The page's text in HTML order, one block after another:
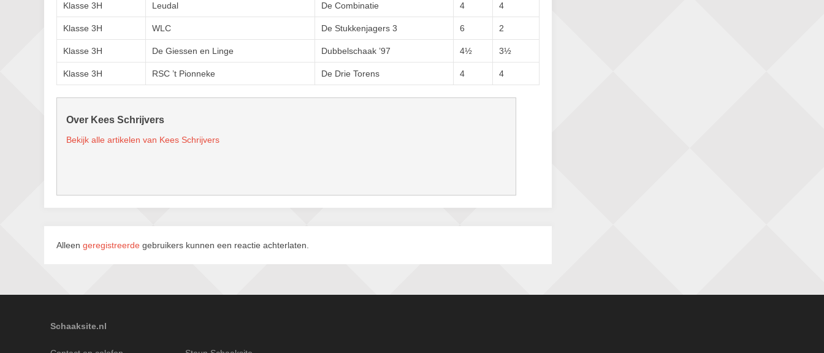
Klasse 3H Leudal De Combinatie 4 4
Klasse 3H WLC De Stukkenjagers 3 6 2
Klasse 3H De Giessen en Linge Dubbelschaak ’97 4½ 3½
Klasse 3H RSC ’t Pionneke De Drie Torens 4 4
Over Kees Schrijvers
Bekijk alle artikelen van Kees Schrijvers
Alleen geregistreerde gebruikers kunnen een reactie achterlaten.
Schaaksite.nl